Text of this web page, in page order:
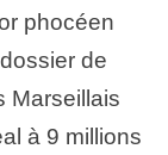
phocéen
de
Marseillais
à 9 millions